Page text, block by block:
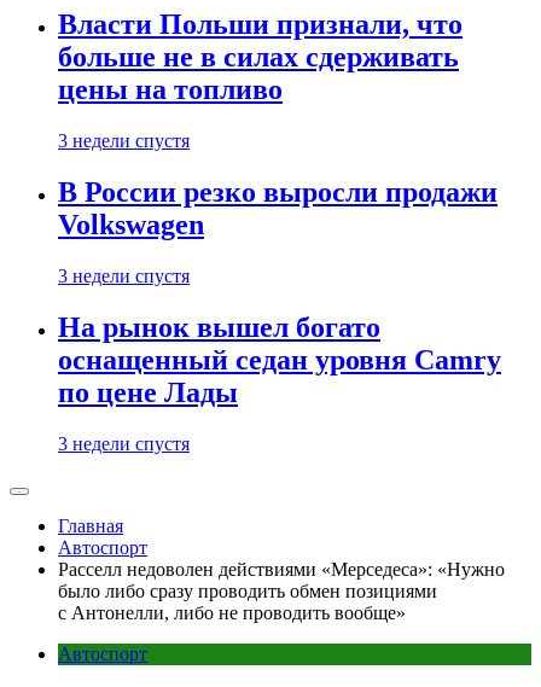
Власти Польши признали, что
больше не в силах сдерживать
цены на топливо
3 недели спустя
В России резко выросли продажи
Volkswagen
3 недели спустя
На рынок вышел богато
оснащенный седан уровня Camry
по цене Лады
3 недели спустя
Главная
Автоспорт
Расселл недоволен действиями «Мерседеса»: «Нужно
было либо сразу проводить обмен позициями
с Антонелли, либо не проводить вообще»
Автоспорт